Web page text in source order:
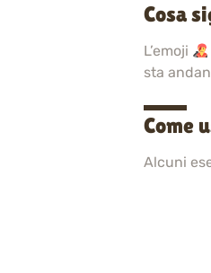
Cosa
L’emoji
sta
Come
Alcuni